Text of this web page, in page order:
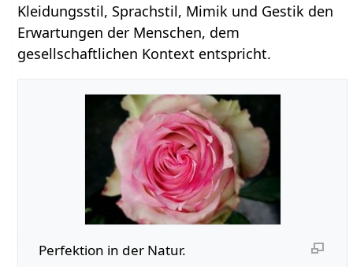
Kleidungsstil, Sprachstil, Mimik und Gestik den
Erwartungen der Menschen, dem
gesellschaftlichen Kontext entspricht.
Perfektion in der Natur.